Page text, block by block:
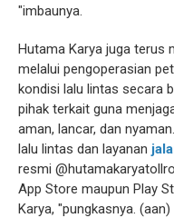
"imbaunya.
Hutama Karya juga terus
melalui pengoperasian
kondisi lalu lintas secara
pihak terkait guna
aman, lancar, dan
lalu lintas dan layanan
resmi
App Store maupun Play
Karya, "pungkasnya. (aan)